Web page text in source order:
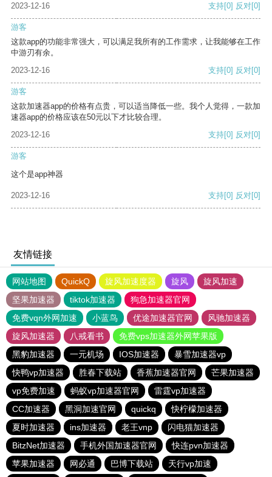
2023-12-16
支持[0] 反对[0]
游客
这款app的功能非常强大，可以满足我所有的工作需求，让我能够在工作
中游刃有余。
2023-12-16
支持[0] 反对[0]
游客
这款加速器app的价格有点贵，可以适当降低一些。我个人觉得，一款加
速器app的价格应该在50元以下才比较合理。
2023-12-16
支持[0] 反对[0]
游客
这个是app神器
2023-12-16 支持[0] 反对[0]
友情链接
网站地图 QuickQ 旋风加速度器 旋风
旋风加速
坚果加速器
tiktok加速器
狗急加速器官网
免费vqn外网加速
小蓝鸟 优途加速器官网
风驰加速器
旋风加速器
八戒看书
免费vps加速器外网苹果版
黑豹加速器
一元机场 IOS加速器
暴雪加速器vp
快鸭vp加速器
胜春下载站 香蕉加速器官网
芒果加速器
vp免费加速
蚂蚁vp加速器官网
雷霆vp加速器
CC加速器
黑洞加速官网 quickq
快柠檬加速器
夏时加速器
ins加速器 老王vnp
闪电猫加速器
BitzNet加速器
手机外国加速器官网
快连pvn加速器
苹果加速器
网必通 巴博下载站 天行vp加速